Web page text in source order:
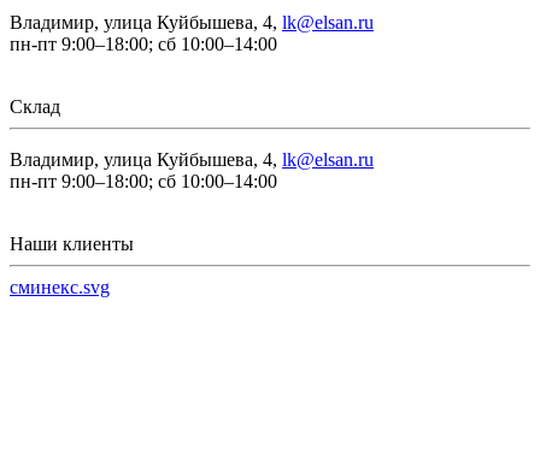
Владимир, улица Куйбышева, 4, lk@elsan.ru
пн-пт 9:00–18:00; сб 10:00–14:00
Склад
Владимир, улица Куйбышева, 4, lk@elsan.ru
пн-пт 9:00–18:00; сб 10:00–14:00
Наши клиенты
сминекс.svg